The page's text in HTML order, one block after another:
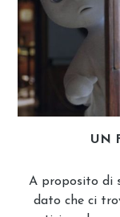
UN
A proposito di
dato che ci